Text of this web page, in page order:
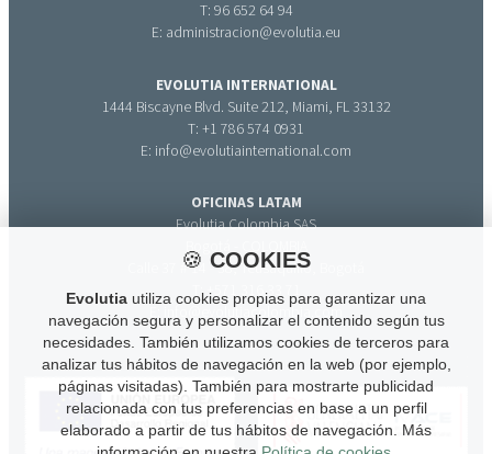
T: 96 652 64 94
E: administracion@evolutia.eu
EVOLUTIA INTERNATIONAL
1444 Biscayne Blvd. Suite 212, Miami, FL 33132
T: +1 786 574 0931
E: info@evolutiainternational.com
OFICINAS LATAM
Evolutia Colombia SAS
Calle 37 # 14 - 38, Teusaquillo, Bogotá
T: +571 316 33 71
E: info@evolutiacolombia.com
🍪 COOKIES
Evolutia utiliza cookies propias para garantizar una
navegación segura y personalizar el contenido según tus
necesidades. También utilizamos cookies de terceros para
analizar tus hábitos de navegación en la web (por ejemplo,
páginas visitadas). También para mostrarte publicidad
relacionada con tus preferencias en base a un perfil
elaborado a partir de tus hábitos de navegación. Más